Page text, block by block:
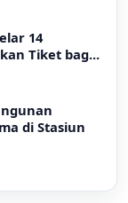
14
Tiket bag...
di Stasiun